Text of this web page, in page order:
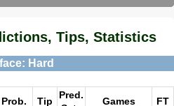
Tips, Statistics
Hard
Prob. Tip
Pred.
Games FT